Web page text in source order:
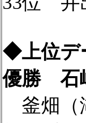
◆上位
優勝 石
釜畑（